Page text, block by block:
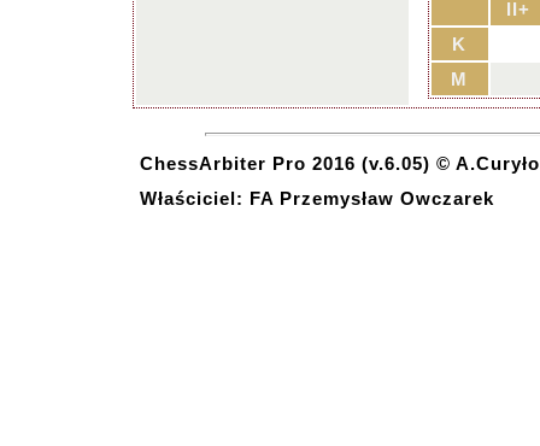
II+
K
M
ChessArbiter Pro 2016 (v.6.05) © A.Curyło
Właściciel: FA Przemysław Owczarek